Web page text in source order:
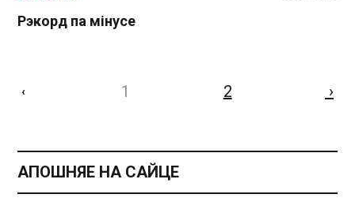
Рэкорд па мінусе
‹ 1 2 ›
АПОШНЯЕ НА САЙЦЕ